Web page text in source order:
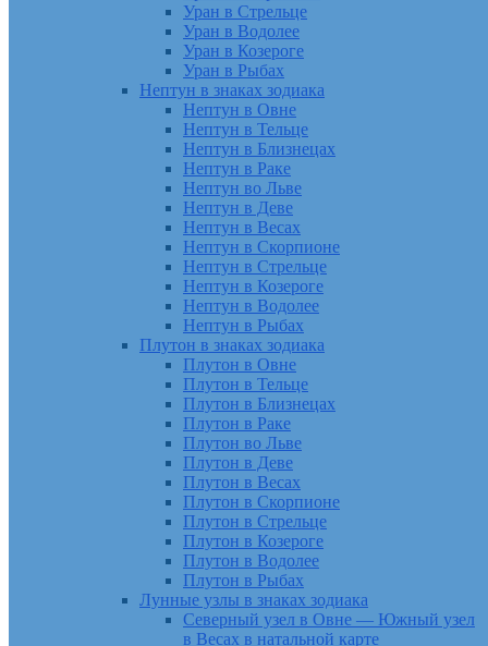
Уран в Стрельце
Уран в Водолее
Уран в Козероге
Уран в Рыбах
Нептун в знаках зодиака
Нептун в Овне
Нептун в Тельце
Нептун в Близнецах
Нептун в Раке
Нептун во Льве
Нептун в Деве
Нептун в Весах
Нептун в Скорпионе
Нептун в Стрельце
Нептун в Козероге
Нептун в Водолее
Нептун в Рыбах
Плутон в знаках зодиака
Плутон в Овне
Плутон в Тельце
Плутон в Близнецах
Плутон в Раке
Плутон во Льве
Плутон в Деве
Плутон в Весах
Плутон в Скорпионе
Плутон в Стрельце
Плутон в Козероге
Плутон в Водолее
Плутон в Рыбах
Лунные узлы в знаках зодиака
Северный узел в Овне — Южный узел
в Весах в натальной карте